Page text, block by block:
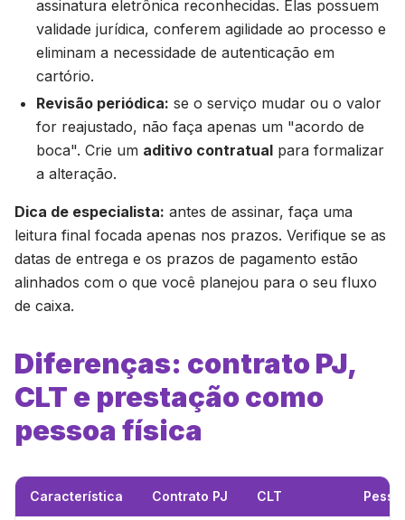
assinatura eletrônica reconhecidas. Elas possuem
validade jurídica, conferem agilidade ao processo e
eliminam a necessidade de autenticação em
cartório.
Revisão periódica: se o serviço mudar ou o valor
for reajustado, não faça apenas um "acordo de
boca". Crie um aditivo contratual para formalizar
a alteração.
Dica de especialista: antes de assinar, faça uma
leitura final focada apenas nos prazos. Verifique se as
datas de entrega e os prazos de pagamento estão
alinhados com o que você planejou para o seu fluxo
de caixa.
Diferenças: contrato PJ,
CLT e prestação como
pessoa física
Característica Contrato PJ CLT